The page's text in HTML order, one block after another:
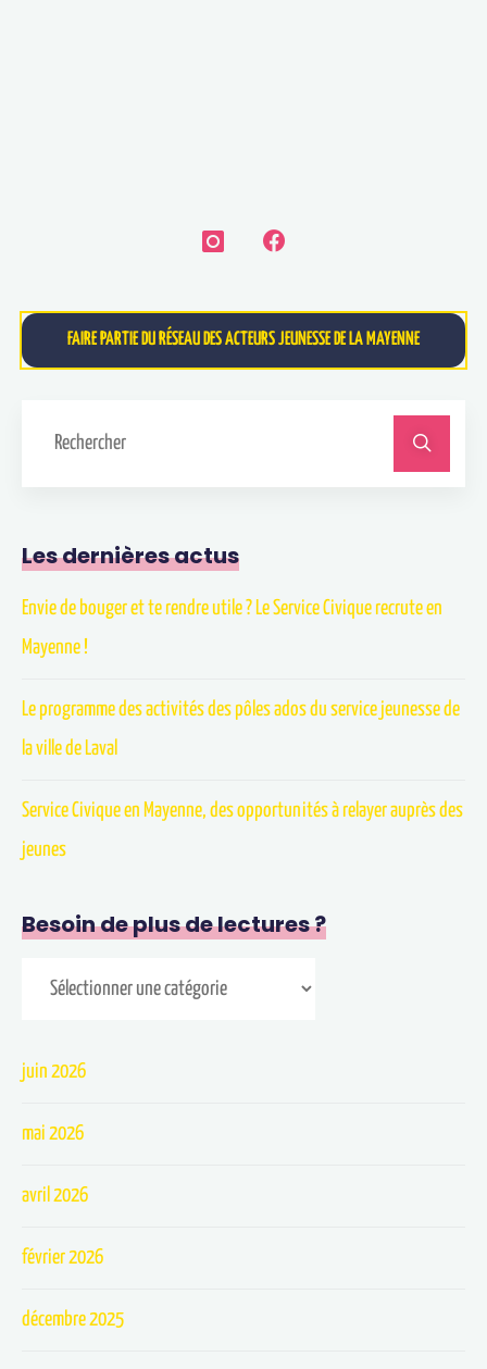
FAIRE PARTIE DU RÉSEAU DES ACTEURS JEUNESSE DE LA MAYENNE
Les dernières actus
Envie de bouger et te rendre utile ? Le Service Civique recrute en
Mayenne !
Le programme des activités des pôles ados du service jeunesse de
la ville de Laval
Service Civique en Mayenne, des opportunités à relayer auprès des
jeunes
Besoin de plus de lectures ?
juin 2026
mai 2026
avril 2026
février 2026
décembre 2025